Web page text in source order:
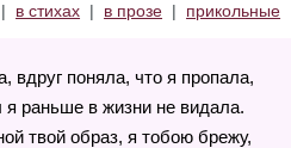
| в стихах | в прозе | прикольные
вдруг поняла, что я пропала,
раньше в жизни не видала.
твой образ, я тобою брежу,